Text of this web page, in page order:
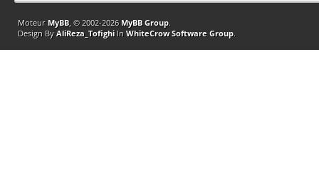
Moteur MyBB, © 2002-2026 MyBB Group.
Design By AliReza_TofighiIn WhiteCrow Software Group.